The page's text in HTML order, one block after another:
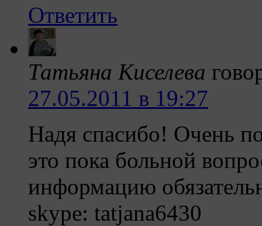
Ответить
Татьяна Киселева
27.05.2011 в 19:27
Надя спасибо! Очень
это пока больной
информацию
skype: tatjana6430